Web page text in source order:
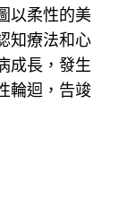
以柔性的美
知療法和心
成長，發生
輪迴，告竣